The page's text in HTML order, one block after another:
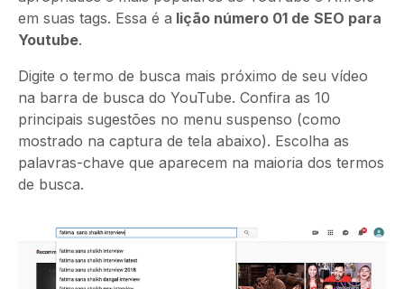
em suas tags. Essa é a lição número 01 de SEO para
Youtube.
Digite o termo de busca mais próximo de seu vídeo
na barra de busca do YouTube. Confira as 10
principais sugestões no menu suspenso (como
mostrado na captura de tela abaixo). Escolha as
palavras-chave que aparecem na maioria dos termos
de busca.